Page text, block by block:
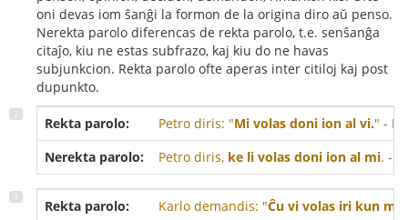
oni devas iom ŝanĝi la formon de la origina diro aŭ penso.
Nerekta parolo diferencas de rekta parolo, t.e. senŝanĝa
citaĵo, kiu ne estas subfrazo, kaj kiu do ne havas
subjunkcion. Rekta parolo ofte aperas inter citiloj kaj post
dupunkto.
Rekta parolo: Petro diris: "Mi volas doni ion al vi." -
Nerekta parolo:
Petro diris, ke li volas doni ion al mi. -
Rekta parolo: Karlo demandis: "Ĉu vi volas iri kun mi?